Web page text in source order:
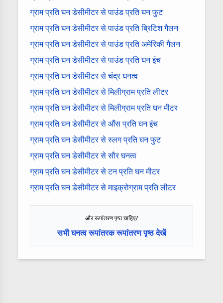
ग्राम प्रति घन डेसीमीटर से पाउंड प्रति घन फुट
ग्राम प्रति घन डेसीमीटर से पाउंड प्रति ब्रिटिश गैलन
ग्राम प्रति घन डेसीमीटर से पाउंड प्रति अमेरिकी गैलन
ग्राम प्रति घन डेसीमीटर से पाउंड प्रति घन इंच
ग्राम प्रति घन डेसीमीटर से चंद्र घनत्व
ग्राम प्रति घन डेसीमीटर से मिलीग्राम प्रति लीटर
ग्राम प्रति घन डेसीमीटर से मिलीग्राम प्रति घन मीटर
ग्राम प्रति घन डेसीमीटर से औंस प्रति घन इंच
ग्राम प्रति घन डेसीमीटर से स्लग प्रति घन फुट
ग्राम प्रति घन डेसीमीटर से सौर घनत्व
ग्राम प्रति घन डेसीमीटर से टन प्रति घन मीटर
ग्राम प्रति घन डेसीमीटर से माइक्रोग्राम प्रति लीटर
और रूपांतरण पृष्ठ चाहिए?
सभी घनत्व रूपांतरक रूपांतरण पृष्ठ देखें